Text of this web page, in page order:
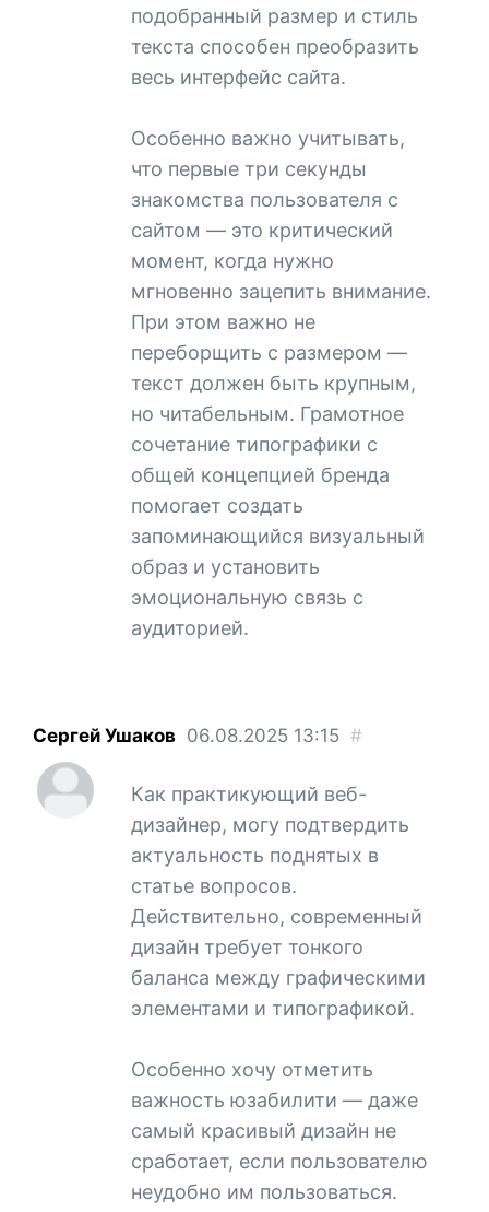
подобранный размер и стиль
текста способен преобразить
весь интерфейс сайта.
Особенно важно учитывать,
что первые три секунды
знакомства пользователя с
сайтом — это критический
момент, когда нужно
мгновенно зацепить внимание.
При этом важно не
переборщить с размером —
текст должен быть крупным,
но читабельным. Грамотное
сочетание типографики с
общей концепцией бренда
помогает создать
запоминающийся визуальный
образ и установить
эмоциональную связь с
аудиторией.
Сергей Ушаков 06.08.2025 13:15 #
Как практикующий веб-
дизайнер, могу подтвердить
актуальность поднятых в
статье вопросов.
Действительно, современный
дизайн требует тонкого
баланса между графическими
элементами и типографикой.
Особенно хочу отметить
важность юзабилити — даже
самый красивый дизайн не
сработает, если пользователю
неудобно им пользоваться.